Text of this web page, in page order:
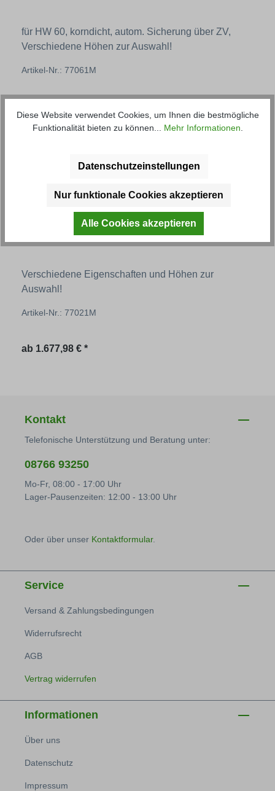
für HW 60, korndicht, autom. Sicherung über ZV,
Verschiedene Höhen zur Auswahl!
Artikel-Nr.: 77061M
Umrüstsatz für HW 60
Verschiedene Eigenschaften und Höhen zur
Auswahl!
Artikel-Nr.: 77021M
Regulärer Preis:
ab 1.677,98 € *
Kontakt
Telefonische Unterstützung und Beratung unter:
08766 93250
Mo-Fr, 08:00 - 17:00 Uhr
Lager-Pausenzeiten: 12:00 - 13:00 Uhr
Oder über unser Kontaktformular.
Service
Versand & Zahlungsbedingungen
Widerrufsrecht
AGB
Vertrag widerrufen
Informationen
Über uns
Datenschutz
Impressum
Diese Website verwendet Cookies, um Ihnen die bestmögliche
Funktionalität bieten zu können... Mehr Informationen
Datenschutzeinstellungen
Nur funktionale Cookies akzeptieren
Alle Cookies akzeptieren